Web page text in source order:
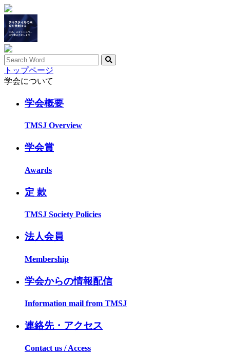
トップページ
学会について
学会概要
TMSJ Overview
学会賞
Awards
定 款
TMSJ Society Policies
法人会員
Membership
学会からの情報配信
Information mail from TMSJ
連絡先・アクセス
Contact us / Access